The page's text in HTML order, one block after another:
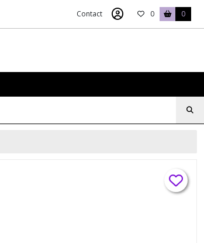
Contact 0 0